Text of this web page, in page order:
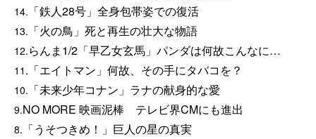
14. 「鉄人28号」全身包帯姿での復活
13. 「火の鳥」死と再生の壮大な物語
12.らんま1/2「早乙女玄馬」パンダは何故こんなに…
11. 「エイトマン」何故、その手にタバコを？
10. 「未来少年コナン」ラナの献身的な愛
9.NO MORE 映画泥棒 テレビ界CMにも進出
8. 「うそつきめ！」巨人の星の真実